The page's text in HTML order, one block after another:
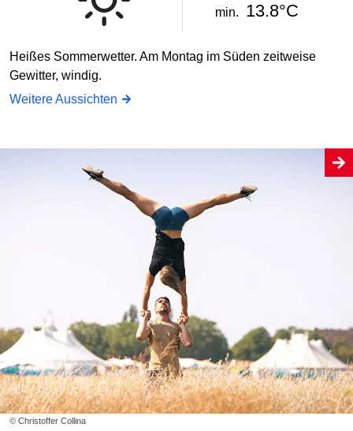
min. 13.8°C
Heißes Sommerwetter. Am Montag im Süden zeitweise
Gewitter, windig.
Weitere Aussichten
© Christoffer Collina